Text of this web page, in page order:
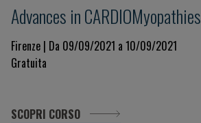
Advances in CARDIOMyopathies
Firenze | Da 09/09/2021 a 10/09/2021
Gratuita
SCOPRI CORSO